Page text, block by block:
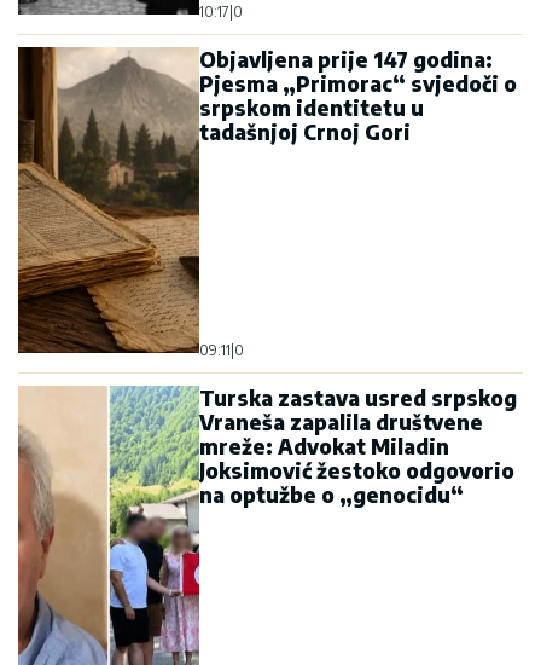
10:17|0
Objavljena prije 147 godina:
Pjesma „Primorac“ svjedoči o
srpskom identitetu u
tadašnjoj Crnoj Gori
09:11|0
Turska zastava usred srpskog
Vraneša zapalila društvene
mreže: Advokat Miladin
Joksimović žestoko odgovorio
na optužbe o „genocidu“